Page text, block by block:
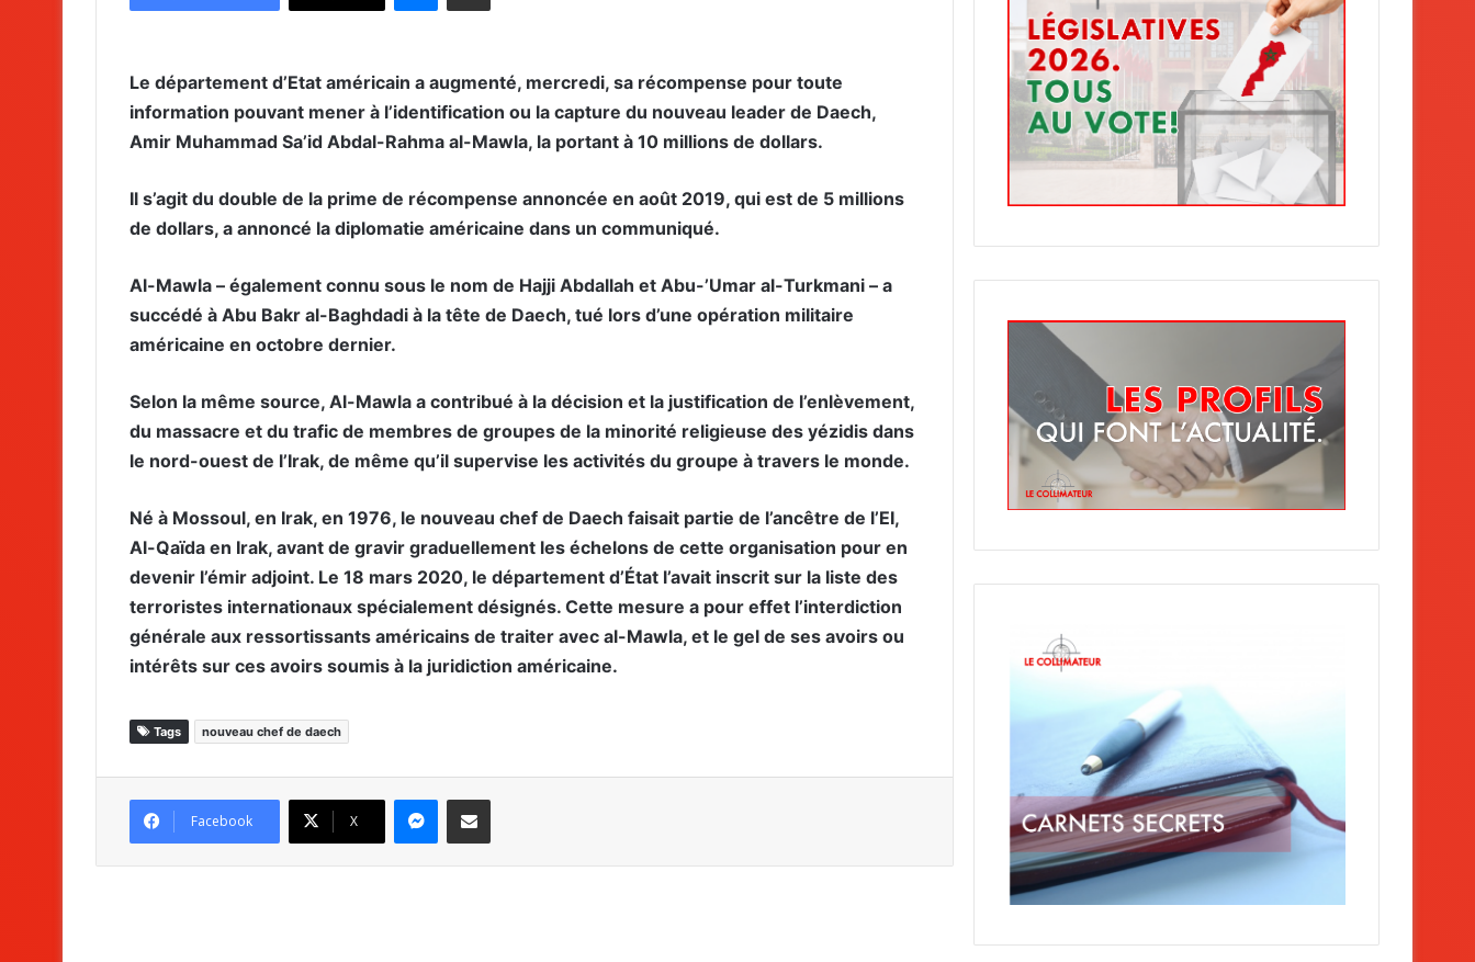
Le département d’Etat américain a augmenté, mercredi, sa récompense pour toute
information pouvant mener à l’identification ou la capture du nouveau leader de Daech,
Amir Muhammad Sa’id Abdal-Rahma al-Mawla, la portant à 10 millions de dollars.
Il s’agit du double de la prime de récompense annoncée en août 2019, qui est de 5 millions
de dollars, a annoncé la diplomatie américaine dans un communiqué.
Al-Mawla – également connu sous le nom de Hajji Abdallah et Abu-’Umar al-Turkmani – a
succédé à Abu Bakr al-Baghdadi à la tête de Daech, tué lors d’une opération militaire
américaine en octobre dernier.
Selon la même source, Al-Mawla a contribué à la décision et la justification de l’enlèvement,
du massacre et du trafic de membres de groupes de la minorité religieuse des yézidis dans
le nord-ouest de l’Irak, de même qu’il supervise les activités du groupe à travers le monde.
Né à Mossoul, en Irak, en 1976, le nouveau chef de Daech faisait partie de l’ancêtre de l’EI,
Al-Qaïda en Irak, avant de gravir graduellement les échelons de cette organisation pour en
devenir l’émir adjoint. Le 18 mars 2020, le département d’État l’avait inscrit sur la liste des
terroristes internationaux spécialement désignés. Cette mesure a pour effet l’interdiction
générale aux ressortissants américains de traiter avec al-Mawla, et le gel de ses avoirs ou
intérêts sur ces avoirs soumis à la juridiction américaine.
Tags nouveau chef de daech
Facebook X